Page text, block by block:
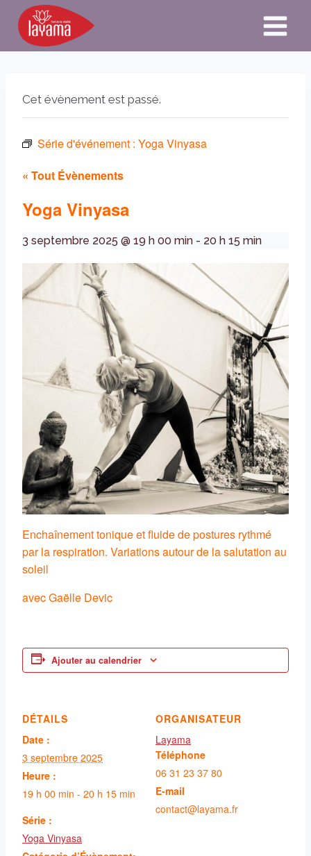
Aller
contenu
Cet évènement est passé.
Série d'événement : Yoga Vinyasa
« Tout Évènements
Yoga Vinyasa
3 septembre 2025 @ 19 h 00 min - 20 h 15 min
Enchaînement tonique et fluide de postures rythmé
par la respiration. Variations autour de la salutation au
soleil
avec Gaëlle Devic
Ajouter au calendrier
DÉTAILS
Date :
3 septembre 2025
Heure :
19 h 00 min - 20 h 15 min
Série :
Yoga Vinyasa
ORGANISATEUR
Layama
Téléphone
06 31 23 37 80
E-mail
contact@layama.fr